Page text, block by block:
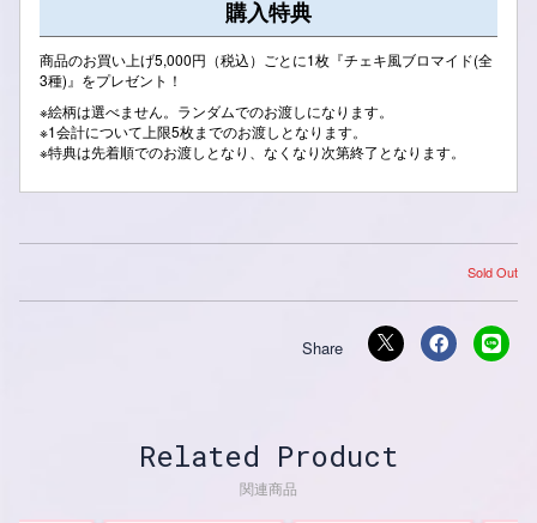
購入特典
商品のお買い上げ5,000円（税込）ごとに1枚『チェキ風ブロマイド(全
3種)』をプレゼント！
※絵柄は選べません。ランダムでのお渡しになります。
※1会計について上限5枚までのお渡しとなります。
※特典は先着順でのお渡しとなり、なくなり次第終了となります。
Sold Out
Related Product
関連商品